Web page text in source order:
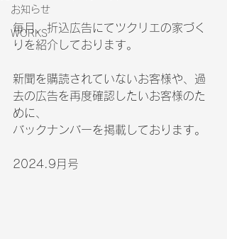
お知らせ
WORKS
毎月、折込広告にてツクリエの家づく
りを紹介しております。
新聞を購読されていないお客様や、過
去の広告を再度確認したいお客様のた
めに、
バックナンバーを掲載しております。
2024.9月号